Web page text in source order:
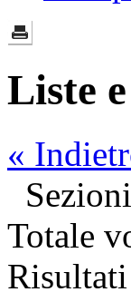
Liste
«
Totale